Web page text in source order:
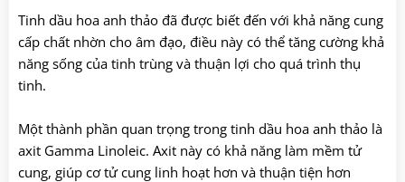
Tinh dầu hoa anh thảo đã được biết đến với khả năng cung
cấp chất nhờn cho âm đạo, điều này có thể tăng cường khả
năng sống của tinh trùng và thuận lợi cho quá trình thụ
tinh.
Một thành phần quan trọng trong tinh dầu hoa anh thảo là
axit Gamma Linoleic. Axit này có khả năng làm mềm tử
cung, giúp cơ tử cung linh hoạt hơn và thuận tiện hơn